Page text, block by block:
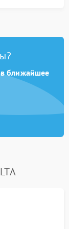
в ближайшее